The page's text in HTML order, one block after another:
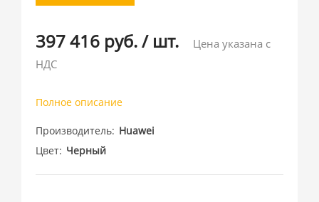
397 416 руб./ шт.
Цена указана с
НДС
Полное описание
Производитель Huawei
Цвет Черный